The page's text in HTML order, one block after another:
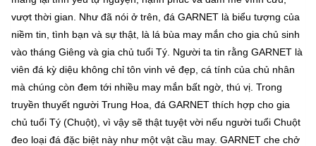
vượt thời gian. Như đã nói ở trên, đá GARNET là biểu tượng của
niềm tin, tình bạn và sự thật, là lá bùa may mắn cho gia chủ sinh
vào tháng Giêng và gia chủ tuổi Tý. Người ta tin rằng GARNET là
viên đá kỳ diệu không chỉ tôn vinh vẻ đẹp, cá tính của chủ nhân
mà chúng còn đem tới nhiều may mắn bất ngờ, thú vị. Trong
truyền thuyết người Trung Hoa, đá GARNET thích hợp cho gia
chủ tuổi Tý (Chuột), vì vậy sẽ thật tuyệt vời nếu người tuổi Chuột
đeo loại đá đặc biệt này như một vật cầu may. GARNET che chở